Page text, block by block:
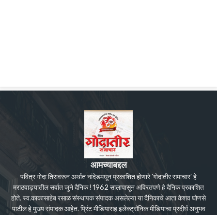
आमच्याबद्दल
पवित्र गोदा तिरावरून अर्थात नांदेडमधून प्रकाशित होणारे 'गोदातीर समाचार' हे
मराठवाड्यातील सर्वात जुने दैनिक ! 1962 सालापासून अविरतपणे हे दैनिक प्रकाशित
होते. स्व.काकासाहेब रसाळ संस्थापक संपादक असलेल्या या दैनिकाचे आता केशव घोणसे
पाटील हे मुख्य संपादक आहेत. प्रिंट मीडियासह इलेक्ट्रॉनिक मीडियाचा प्रदीर्घ अनुभव